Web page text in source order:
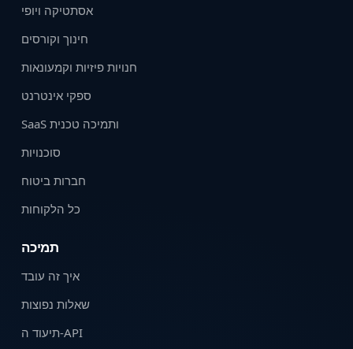
אסתטיקה ויופי
חינוך וקורסים
חנויות פיזיות וקמעונאות
ספקי אינטרנט
SaaS ותמיכה טכנית
סוכנויות
חברות ביטוח
כל הלקוחות
תמיכה
איך זה עובד
שאלות נפוצות
תיעוד ה-API